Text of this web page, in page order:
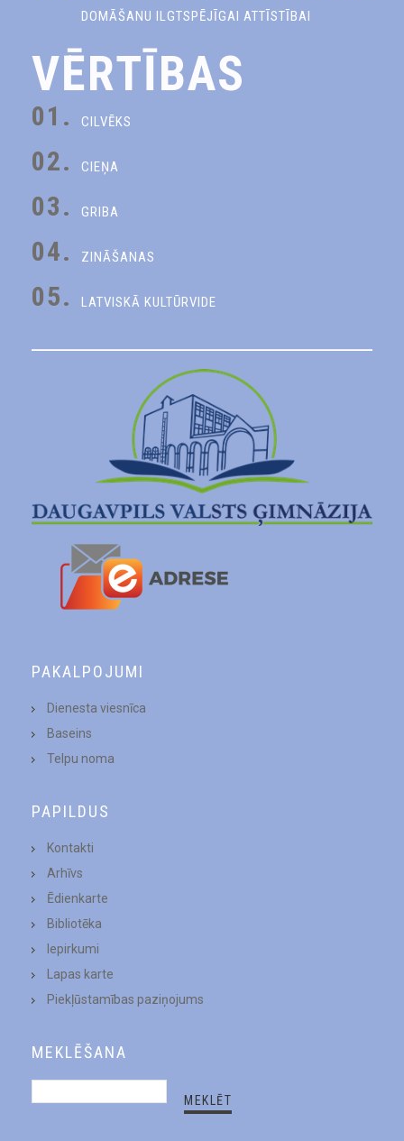
DOMĀŠANU ILGTSPĒJĪGAI ATTĪSTĪBAI
VĒRTĪBAS
01. CILVĒKS
02. CIEŅA
03. GRIBA
04. ZINĀŠANAS
05. LATVISKĀ KULTŪRVIDE
PAKALPOJUMI
Dienesta viesnīca
Baseins
Telpu noma
PAPILDUS
Kontakti
Arhīvs
Ēdienkarte
Bibliotēka
Iepirkumi
Lapas karte
Piekļūstamības paziņojums
MEKLĒŠANA